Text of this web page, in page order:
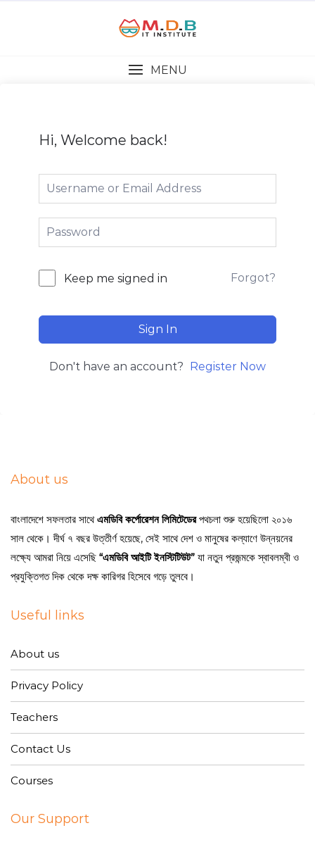
MENU
Hi, Welcome back!
Keep me signed in Forgot?
Sign In
Don't have an account? Register Now
About us
বাংলাদেশে সফলতার সাথেএমডিবি কর্পোরেশন লিমিটেডেরপথচলা শুরু হয়েছিলো ২০১৬
সাল থেকে। দীর্ঘ ৭ বছর উত্তীর্ণ হয়েছে, সেই সাথে দেশ ও মানুষের কল্যাণে উন্নয়নের
লক্ষ্যে আমরা নিয়ে এসেছি “এমডিবি আইটি ইনস্টিটিউট” যা নতুন প্রজন্মকে স্বাবলম্বী ও
প্রযুক্তিগত দিক থেকে দক্ষ কারিগর হিসেবে গড়ে তুলবে।
Useful links
About us
Privacy Policy
Teachers
Contact Us
Courses
Our Support